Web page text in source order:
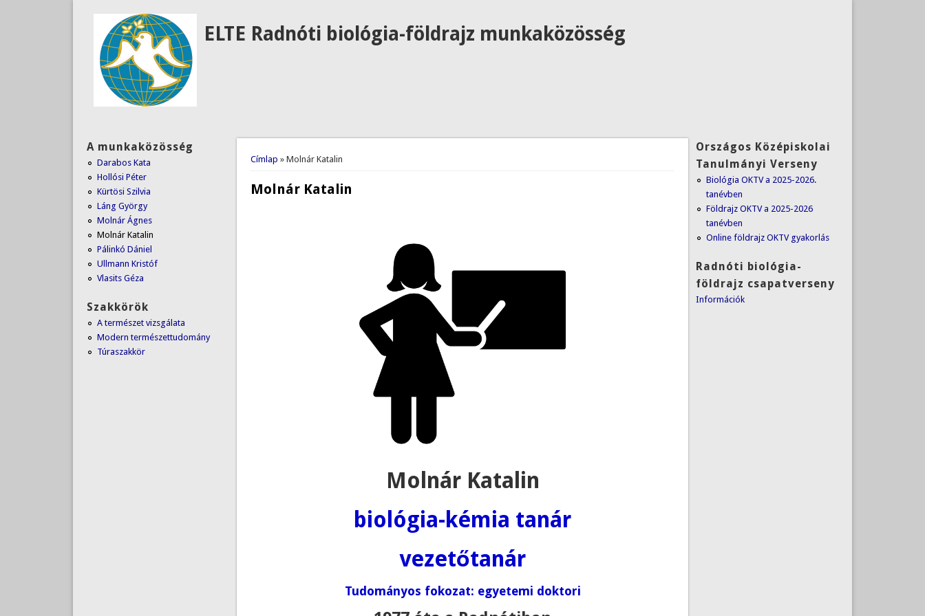
ELTE Radnóti biológia-földrajz munkaközösség
Jelenlegi hely
Címlap » Molnár Katalin
Molnár Katalin
Molnár Katalin
biológia-kémia tanár
vezetőtanár
Tudományos fokozat: egyetemi doktori
A munkaközösség
Darabos Kata
Hollósi Péter
Kürtösi Szilvia
Láng György
Molnár Ágnes
Molnár Katalin
Pálinkó Dániel
Ullmann Kristóf
Vlasits Géza
Szakkörök
A természet vizsgálata
Modern természettudomány
Túraszakkör
Országos Középiskolai
Tanulmányi Verseny
Biológia OKTV a 2025-2026.
tanévben
Földrajz OKTV a 2025-2026
tanévben
Online földrajz OKTV gyakorlás
Radnóti biológia-
földrajz csapatverseny
Információk